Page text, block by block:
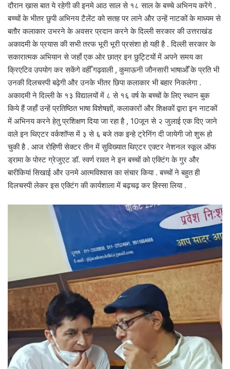
दौरान ख़ास बात ये रहेगी की इनमे आठ साल से १८ साल के बच्चे अभिनय करेंगे .
बच्चों के भीतर छुपी अभिनय टैलेंट को सतह पर लाने और उन्हें नाटकों के माध्यम से
बतौर कलाकार उभरने के अवसर प्रदान करने के दिल्ली सरकार की उत्तराखंड
अकादमी के प्रयास की सभी तरफ भूरी भूरी प्रसंशा हो यही है . दिल्ली सरकार के
सकारात्मक अभियान से जहाँ एक ओर छात्र इन छुट्टियों में अपने समय का
क्रिएटिव उपयोग कर सकेंगे वहीँ गढ़वाली , कुमाऊनी जौनसारी भाषाओँ के प्रति भी
उनकी दिलचस्पी बढ़ेगी और उनके भीतर छिपा कलाकार भी बहार निकलेगा .
अकादमी ने दिल्ली के १३ विद्यालयों में ८ से १६ वर्ष के बच्चों के लिए स्थान बुक
किये हैं जहाँ उन्हें प्रतिष्ठित भाषा विशेषज्ञों, कलाकारों और शिक्षकों द्वारा इन नाटकों
में अभिनय करने हेतु प्रशिक्षण दिया जा रहा है , 10जून से २ जुलाई एक दिए जाने
वाले इन थिएटर वर्कशॉप्स में ३ से ६ बजे तक इन्हे ट्रेनिंग दी जायेगी जो शुरू हो
चुकी है . आज रोहिणी सेक्टर तीन में सुविख्यात थिएटर एक्टर नेशनल स्कूल ऑफ
ड्रामा के पोस्ट ग्रेजुएट डॉ. स्वर्ण रावत ने इन बच्चों को एक्टिंग के गुर और
बारीकियां सिखाई और उनमे आत्मविश्वास का संचार किया . बच्चों ने बहुत ही
दिलचस्पी लेकर इस एक्टिंग की कार्यशाला में बढ़चढ़ कर हिस्सा लिया .